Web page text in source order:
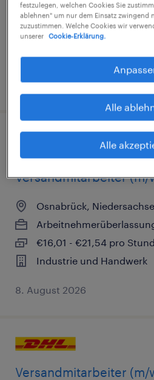
€16,50 - €18,00 pro
8. August 2026
Versandmitarbeiter (m/
Osnabrück,
€16,01 - €21,54 pro
Industrie und Handwerk
8. August 2026
Versandmitarbeiter (m/
festzulegen, welchen Cookies Sie
ablehnen" um nur dem Einsatz zwingend
zuzustimmen. Welche Cookies wir
unserer
Cookie-Erklärung.
Alle
Alle